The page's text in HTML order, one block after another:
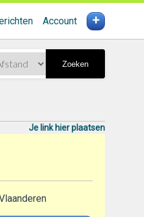
Account +
Zoeken
Je link hier plaatsen